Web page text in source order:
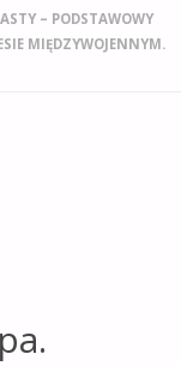
– PODSTAWOWY
MIĘDZYWOJENNYM.